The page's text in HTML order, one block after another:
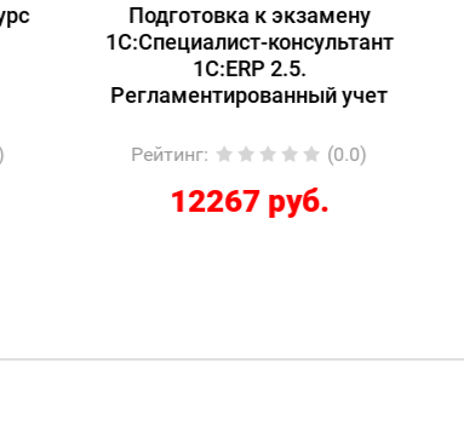
Подготовка к экзамену
1С:Специалист-консультант
1С:ERP 2.5.
Регламентированный учет
Рейтинг: (0.0)
12267 руб.